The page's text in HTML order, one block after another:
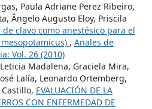
Paula Adriane Perez Ribeiro,
Ângelo Augusto Eloy, Priscila
de clavo como anestésico para el
, Anales de
Vol. 26 (2010)
Madalena, Graciela Mira,
Lalía, Leonardo Ortemberg,
EVALUACIÓN DE LA
CON ENFERMEDAD DE